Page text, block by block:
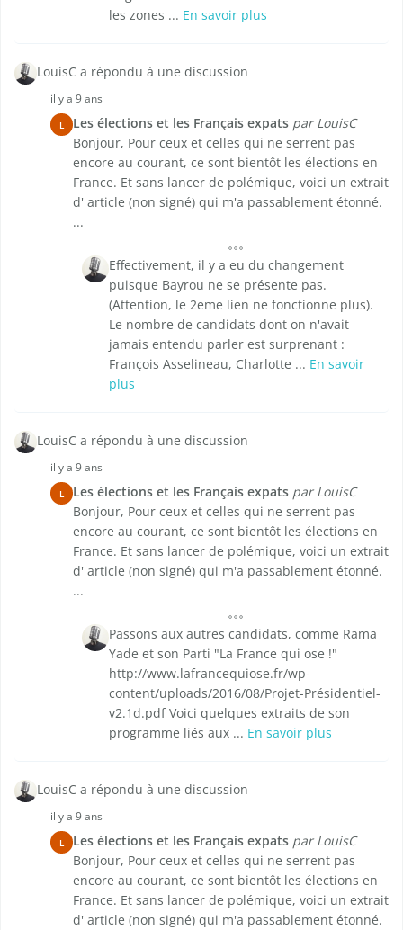
les zones ... En savoir plus
LouisC a répondu à une discussion
il y a 9 ans
L Les élections et les Français expats par LouisC
Bonjour, Pour ceux et celles qui ne serrent pas
encore au courant, ce sont bientôt les élections en
France. Et sans lancer de polémique, voici un extrait
d' article (non signé) qui m'a passablement étonné.
...
Effectivement, il y a eu du changement
puisque Bayrou ne se présente pas.
(Attention, le 2eme lien ne fonctionne plus).
Le nombre de candidats dont on n'avait
jamais entendu parler est surprenant :
François Asselineau, Charlotte ... En savoir
plus
LouisC a répondu à une discussion
il y a 9 ans
L Les élections et les Français expats par LouisC
Bonjour, Pour ceux et celles qui ne serrent pas
encore au courant, ce sont bientôt les élections en
France. Et sans lancer de polémique, voici un extrait
d' article (non signé) qui m'a passablement étonné.
...
Passons aux autres candidats, comme Rama
Yade et son Parti "La France qui ose !"
http://www.lafrancequiose.fr/wp-
content/uploads/2016/08/Projet-Présidentiel-
v2.1d.pdf Voici quelques extraits de son
programme liés aux ... En savoir plus
LouisC a répondu à une discussion
il y a 9 ans
L Les élections et les Français expats par LouisC
Bonjour, Pour ceux et celles qui ne serrent pas
encore au courant, ce sont bientôt les élections en
France. Et sans lancer de polémique, voici un extrait
d' article (non signé) qui m'a passablement étonné.